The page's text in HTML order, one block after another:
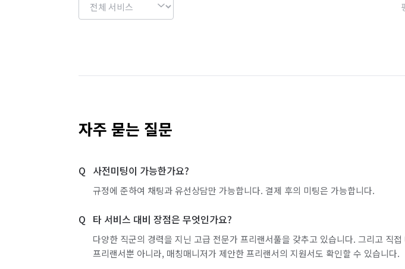
자주 묻는 질문
사전미팅이 가능한가요?
규정에 준하여 채팅과 유선상담만 가능합니다. 결제 후의 미팅은 가능합니다.
타 서비스 대비 장점은 무엇인가요?
다양한 직군의 경력을 지닌 고급 전문가 프리랜서풀을 갖추고 있습니다. 그리고 직
프리랜서뿐 아니라, 매칭매니저가 제안한 프리랜서의 지원서도 확인할 수 있습니다.